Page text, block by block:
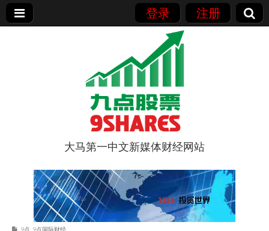
登录 注册
9点股票
大马第一中文新媒体财经网站
9点 9点国际财经